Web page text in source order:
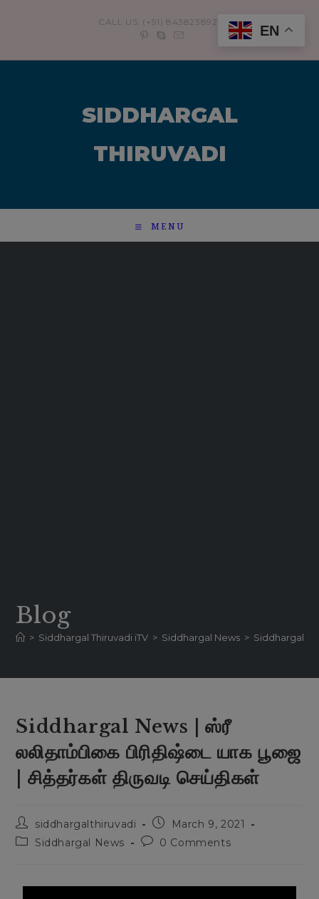
CALL US: (+91) 8438238921
SIDDHARGAL
THIRUVADI
MENU
Blog
> Siddhargal Thiruvadi iTV > Siddhargal News > Siddhargal
Siddhargal News | ஸ்ரீ
லலிதாம்பிகை பிரிதிஷ்டை யாக பூஜை
| சித்தர்கள் திருவடி செய்திகள்
siddhargalthiruvadi
March 9, 2021
Siddhargal News
0 Comments
EN